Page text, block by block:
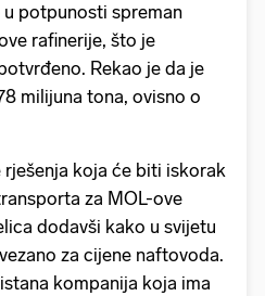
potpunosti spreman
rafinerije, što je
Rekao je da je
milijuna tona, ovisno o
koja će biti iskorak
za MOL-ove
dodavši kako u svijetu
za cijene naftovoda.
kompanija koja ima